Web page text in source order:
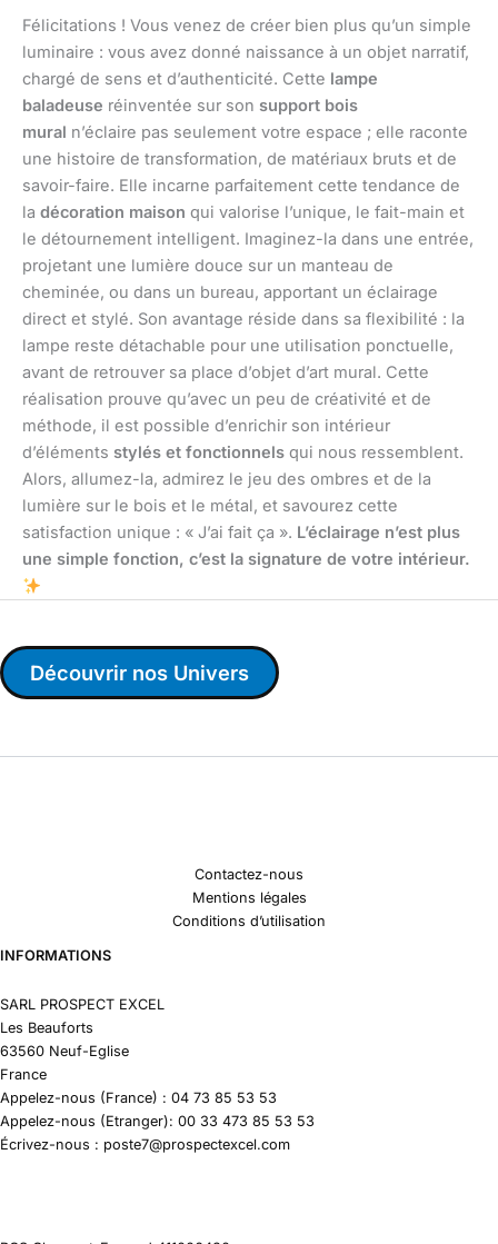
Félicitations ! Vous venez de créer bien plus qu’un simple
luminaire : vous avez donné naissance à un objet narratif,
chargé de sens et d’authenticité. Cette lampe
baladeuse réinventée sur son support bois
mural n’éclaire pas seulement votre espace ; elle raconte
une histoire de transformation, de matériaux bruts et de
savoir-faire. Elle incarne parfaitement cette tendance de
la décoration maison qui valorise l’unique, le fait-main et
le détournement intelligent. Imaginez-la dans une entrée,
projetant une lumière douce sur un manteau de
cheminée, ou dans un bureau, apportant un éclairage
direct et stylé. Son avantage réside dans sa flexibilité : la
lampe reste détachable pour une utilisation ponctuelle,
avant de retrouver sa place d’objet d’art mural. Cette
réalisation prouve qu’avec un peu de créativité et de
méthode, il est possible d’enrichir son intérieur
d’éléments stylés et fonctionnels qui nous ressemblent.
Alors, allumez-la, admirez le jeu des ombres et de la
lumière sur le bois et le métal, et savourez cette
satisfaction unique : « J’ai fait ça ». L’éclairage n’est plus
une simple fonction, c’est la signature de votre intérieur.
Découvrir nos Univers
Contactez-nous
Mentions légales
Conditions d’utilisation
INFORMATIONS
SARL PROSPECT EXCEL
Les Beauforts
63560 Neuf-Eglise
France
Appelez-nous (France) : 04 73 85 53 53
Appelez-nous (Etranger): 00 33 473 85 53 53
Écrivez-nous : poste7@prospectexcel.com